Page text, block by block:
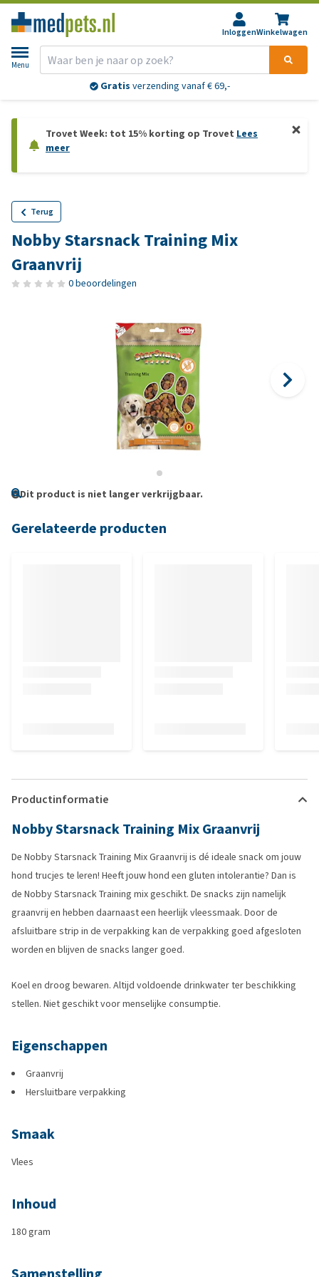
InloggenWinkelwagen
Menu
Gratis verzending vanaf € 69,-
Trovet Week: tot 15% korting op Trovet Lees
meer
Terug
Nobby Starsnack Training Mix
Graanvrij
0 beoordelingen
Dit product is niet langer verkrijgbaar.
Gerelateerde producten
Productinformatie
Nobby Starsnack Training Mix Graanvrij
De Nobby Starsnack Training Mix Graanvrij is dé ideale snack om jouw
hond trucjes te leren! Heeft jouw hond een gluten intolerantie? Dan is
de Nobby Starsnack Training mix geschikt. De snacks zijn namelijk
graanvrij en hebben daarnaast een heerlijk vleessmaak. Door de
afsluitbare strip in de verpakking kan de verpakking goed afgesloten
worden en blijven de snacks langer goed.
Koel en droog bewaren. Altijd voldoende drinkwater ter beschikking
stellen. Niet geschikt voor menselijke consumptie.
Eigenschappen
Graanvrij
Hersluitbare verpakking
Smaak
Vlees
Inhoud
180 gram